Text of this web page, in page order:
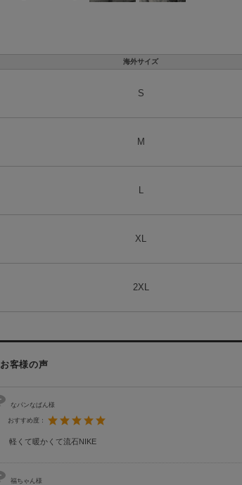
海外サイズ
S
M
XL
2XL
お客様の声
なパンなぱん様
おすすめ度：
軽くて暖かくて流石NIKE
福ちゃん様